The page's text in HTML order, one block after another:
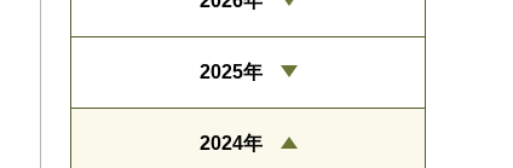
2025年
2024年